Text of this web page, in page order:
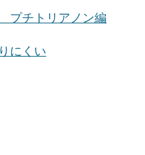
プチトリアノン編
にくい